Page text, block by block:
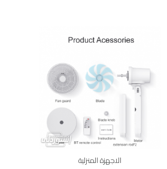
الاجهزة المنزلية